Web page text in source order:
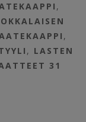
,
,
, LASTEN
31